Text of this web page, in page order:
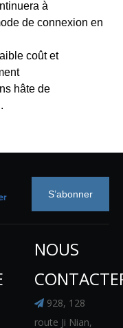
à
de connexion en
coût et
hâte de
S’abonner
NOUS
928, 128
route Ji Nian,